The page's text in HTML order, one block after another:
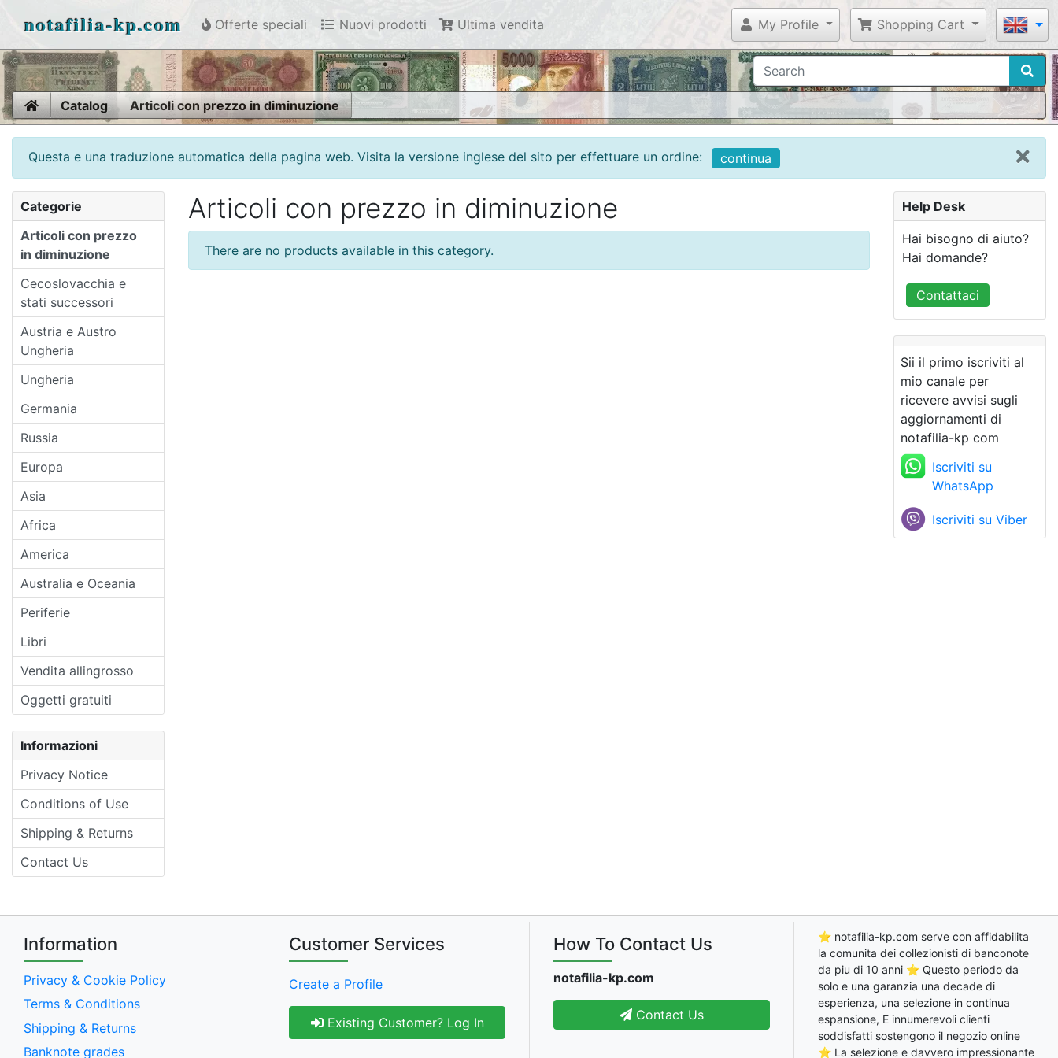
notafilia-kp.com Offerte speciali Nuovi prodotti Ultima vendita My Profile Shopping Cart
HomeCatalog Articoli con prezzo in diminuzione
Questa e una traduzione automatica della pagina web. Visita la versione inglese del sito per effettuare un ordine: continua
Categorie
Articoli con prezzo
in diminuzione
Cecoslovacchia e
stati successori
Austria e Austro
Ungheria
Ungheria
Germania
Russia
Europa
Asia
Africa
America
Australia e Oceania
Periferie
Libri
Vendita allingrosso
Oggetti gratuiti
Informazioni
Privacy Notice
Conditions of Use
Shipping & Returns
Contact Us
Articoli con prezzo in diminuzione
There are no products available in this category.
Help Desk
Hai bisogno di aiuto?
Hai domande?
Contattaci
Sii il primo iscriviti al
mio canale per
ricevere avvisi sugli
aggiornamenti di
notafilia-kp com
Iscriviti su
WhatsApp
Iscriviti su Viber
Information
Privacy & Cookie Policy
Terms & Conditions
Shipping & Returns
Banknote grades
Customer Services
Create a Profile
Existing Customer? Log In
How To Contact Us
notafilia-kp.com
Contact Us
⭐ notafilia-kp.com serve con affidabilita
la comunita dei collezionisti di banconote
da piu di 10 anni ⭐ Questo periodo da
solo e una garanzia una decade di
esperienza, una selezione in continua
espansione, E innumerevoli clienti
soddisfatti sostengono il negozio online
⭐ La selezione e davvero impressionante